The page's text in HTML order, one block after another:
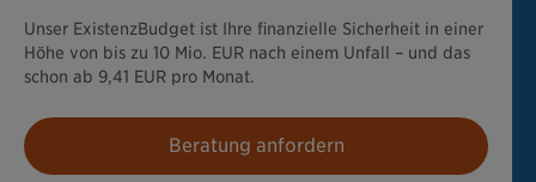
Unser ExistenzBudget ist Ihre finanzielle Sicherheit in einer
Höhe von bis zu 10 Mio. EUR nach einem Unfall – und das
schon ab 9,41 EUR pro Monat.
Beratung anfordern